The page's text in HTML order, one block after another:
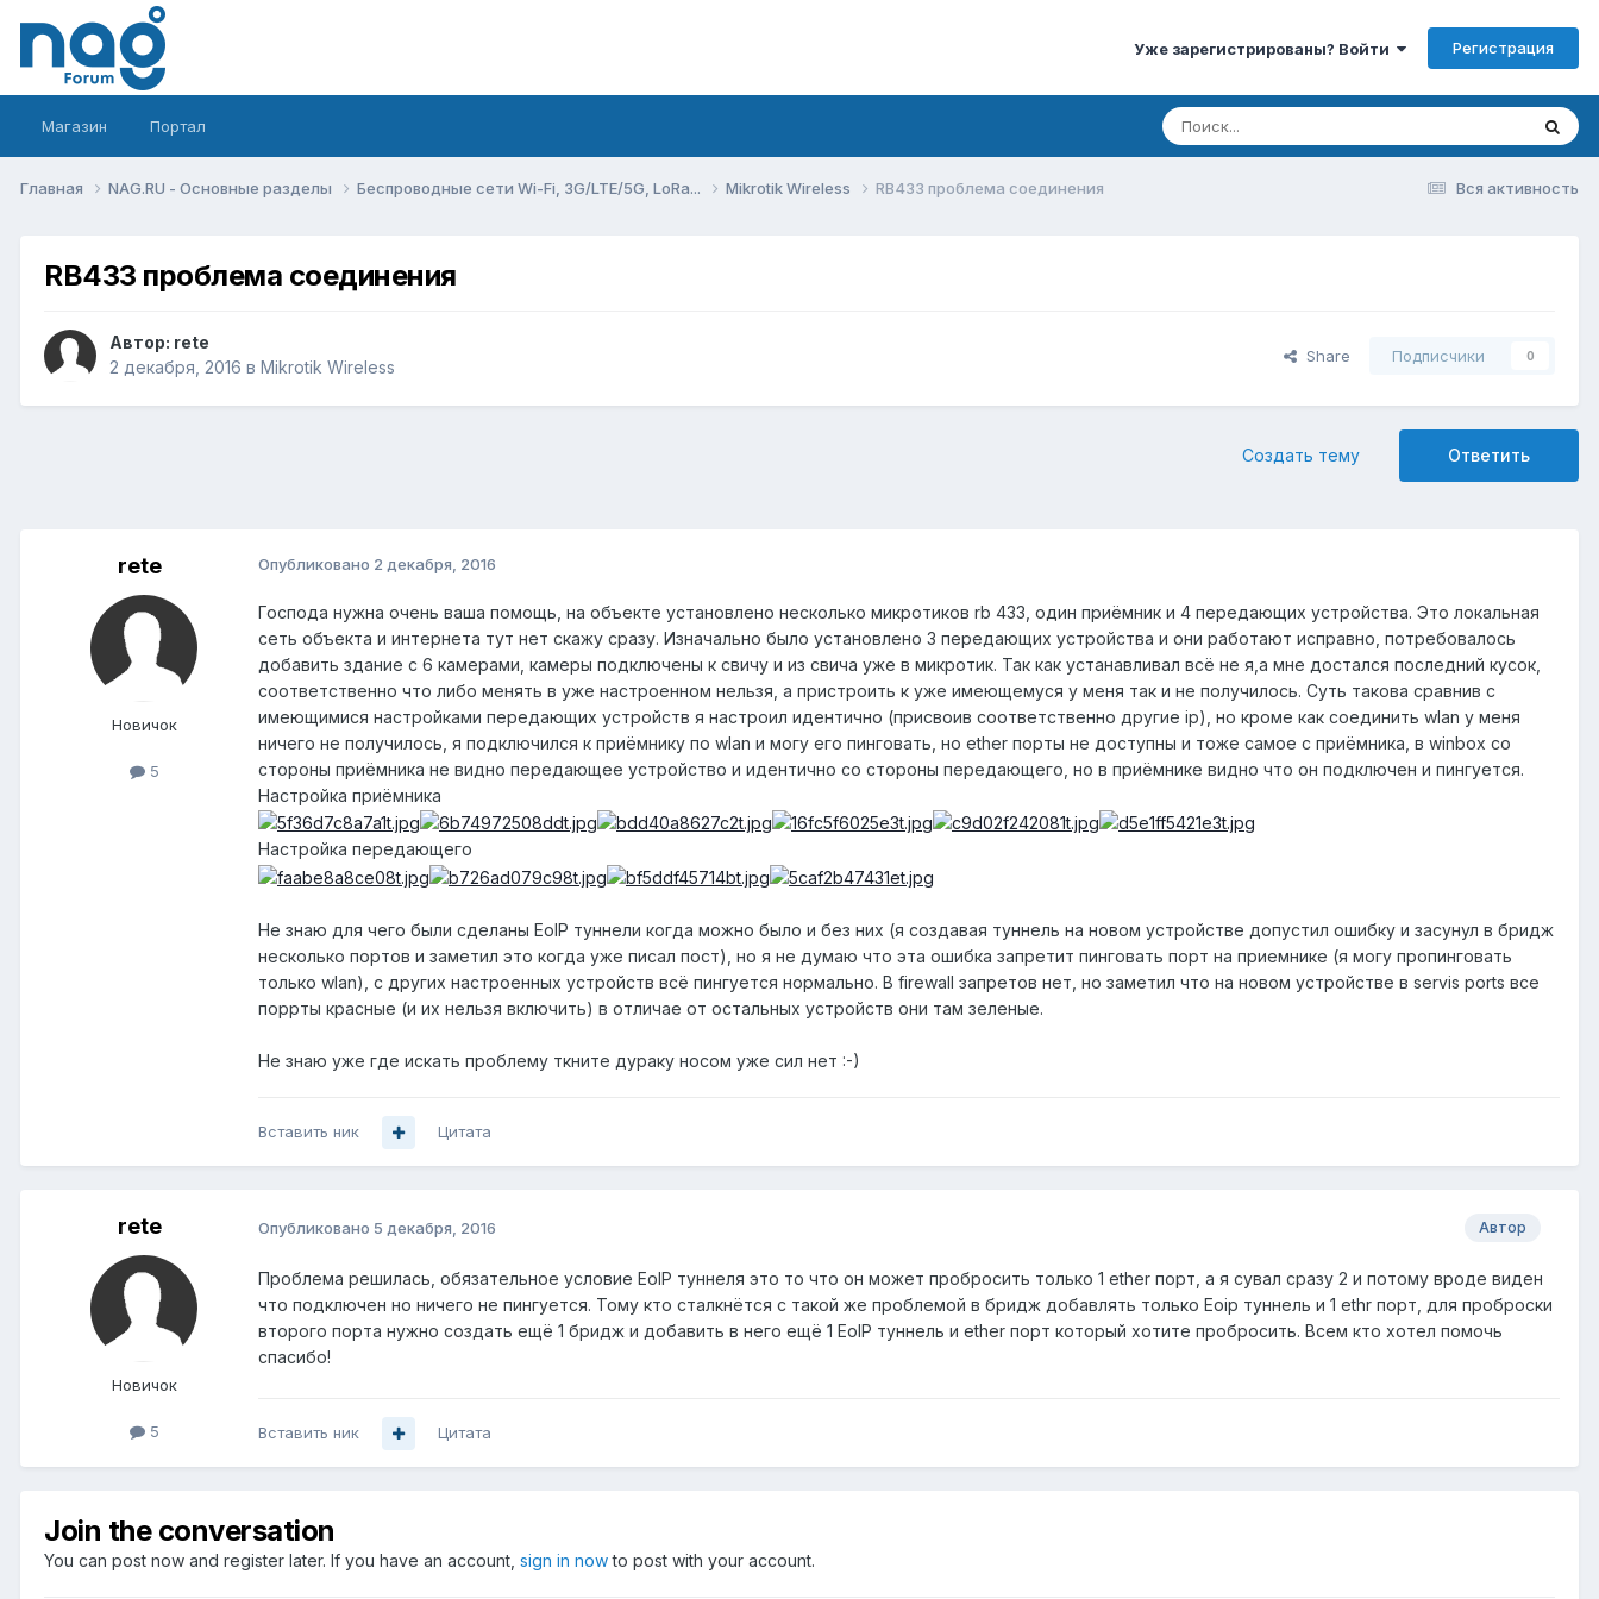
Уже зарегистрированы? Войти Регистрация
Магазин Портал
Вся активность
Главная NAG.RU - Основные разделы Беспроводные сети Wi-Fi, 3G/LTE/5G, LoRa... Mikrotik Wireless RB433 проблема соединения
RB433 проблема соединения
Автор: rete
2 декабря, 2016 в Mikrotik Wireless
Share Подписчики 0
Ответить
Создать тему
rete
Новичок
5
Опубликовано 2 декабря, 2016
Господа нужна очень ваша помощь, на объекте установлено несколько микротиков rb 433, один приёмник и 4 передающих устройства. Это локальная
сеть объекта и интернета тут нет скажу сразу. Изначально было установлено 3 передающих устройства и они работают исправно, потребовалось
добавить здание с 6 камерами, камеры подключены к свичу и из свича уже в микротик. Так как устанавливал всё не я,а мне достался последний кусок,
соответственно что либо менять в уже настроенном нельзя, а пристроить к уже имеющемуся у меня так и не получилось. Суть такова сравнив с
имеющимися настройками передающих устройств я настроил идентично (присвоив соответственно другие ip), но кроме как соединить wlan у меня
ничего не получилось, я подключился к приёмнику по wlan и могу его пинговать, но ether порты не доступны и тоже самое с приёмника, в winbox со
стороны приёмника не видно передающее устройство и идентично со стороны передающего, но в приёмнике видно что он подключен и пингуется.
Настройка приёмника
Настройка передающего
Не знаю для чего были сделаны EoIP туннели когда можно было и без них (я создавая туннель на новом устройстве допустил ошибку и засунул в бридж
несколько портов и заметил это когда уже писал пост), но я не думаю что эта ошибка запретит пинговать порт на приемнике (я могу пропинговать
только wlan), с других настроенных устройств всё пингуется нормально. В firewall запретов нет, но заметил что на новом устройстве в servis ports все
поррты красные (и их нельзя включить) в отличае от остальных устройств они там зеленые.
Не знаю уже где искать проблему ткните дураку носом уже сил нет :-)
Вставить ник Цитата
rete
Новичок
5
Автор
Опубликовано 5 декабря, 2016
Проблема решилась, обязательное условие EoIP туннеля это то что он может пробросить только 1 ether порт, а я сувал сразу 2 и потому вроде виден
что подключен но ничего не пингуется. Тому кто сталкнётся с такой же проблемой в бридж добавлять только Eoip туннель и 1 ethr порт, для проброски
второго порта нужно создать ещё 1 бридж и добавить в него ещё 1 EoIP туннель и ether порт который хотите пробросить. Всем кто хотел помочь
спасибо!
Вставить ник Цитата
Join the conversation
You can post now and register later. If you have an account, sign in nowto post with your account.